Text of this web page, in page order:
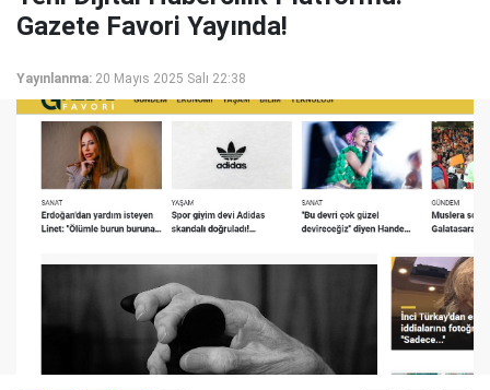
Gazete Favori Yayında!
Yayınlanma: 20 Mayıs 2025 Salı 22:38